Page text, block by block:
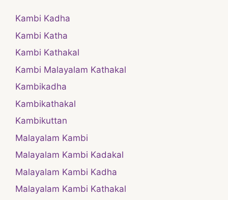
Kambi Kadha
Kambi Katha
Kambi Kathakal
Kambi Malayalam Kathakal
Kambikadha
Kambikathakal
Kambikuttan
Malayalam Kambi
Malayalam Kambi Kadakal
Malayalam Kambi Kadha
Malayalam Kambi Kathakal